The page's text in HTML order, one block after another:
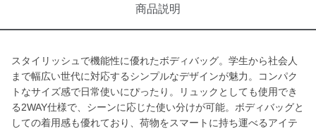
商品説明
スタイリッシュで機能性に優れたボディバッグ。学生から社会人
まで幅広い世代に対応するシンプルなデザインが魅力。コンパク
トなサイズ感で日常使いにぴったり。リュックとしても使用でき
る2WAY仕様で、シーンに応じた使い分けが可能。ボディバッグと
しての着用感も優れており、荷物をスマートに持ち運べるアイテ